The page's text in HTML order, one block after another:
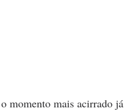
momento mais acirrado já